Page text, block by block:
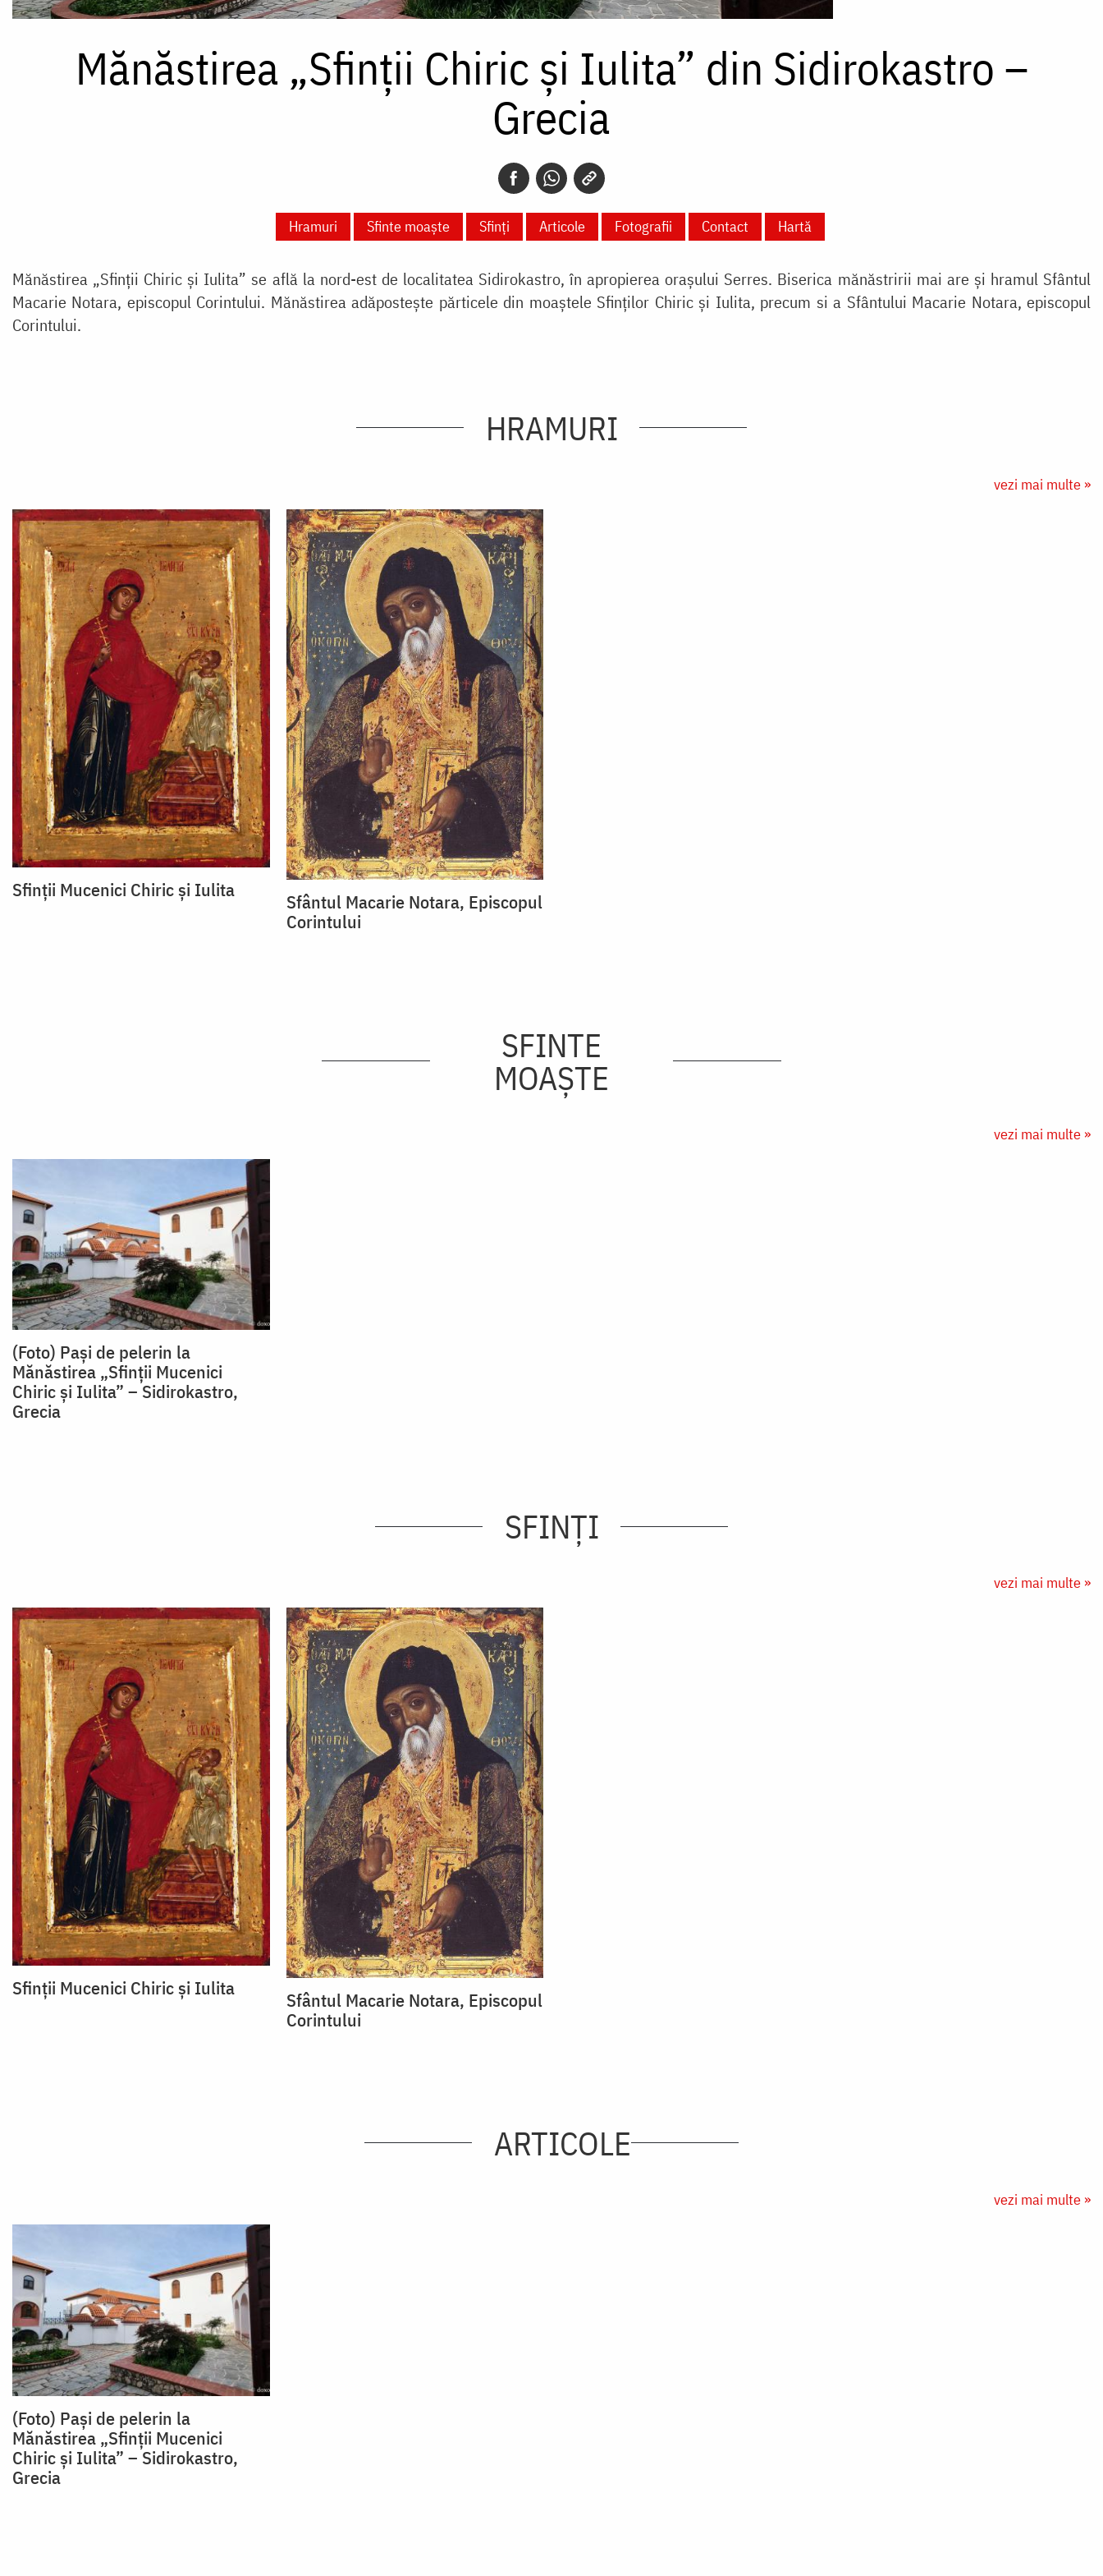
Mănăstirea „Sfinții Chiric și Iulita” din Sidirokastro –
Grecia
Hramuri Sfinte moaște Sfinți Articole Fotografii Contact Hartă
Mănăstirea „Sfinții Chiric și Iulita” se află la nord-est de localitatea Sidirokastro, în apropierea orașului Serres. Biserica mănăstririi mai are și hramul Sfântul
Macarie Notara, episcopul Corintului. Mănăstirea adăpostește părticele din moaștele Sfinților Chiric și Iulita, precum si a Sfântului Macarie Notara, episcopul
Corintului.
HRAMURI
vezi mai multe »
Sfinții Mucenici Chiric și Iulita
Sfântul Macarie Notara, Episcopul
Corintului
SFINTE
MOAȘTE
vezi mai multe »
(Foto) Pași de pelerin la
Mănăstirea „Sfinții Mucenici
Chiric și Iulita” – Sidirokastro,
Grecia
SFINȚI
vezi mai multe »
Sfinții Mucenici Chiric și Iulita
Sfântul Macarie Notara, Episcopul
Corintului
ARTICOLE
vezi mai multe »
(Foto) Pași de pelerin la
Mănăstirea „Sfinții Mucenici
Chiric și Iulita” – Sidirokastro,
Grecia